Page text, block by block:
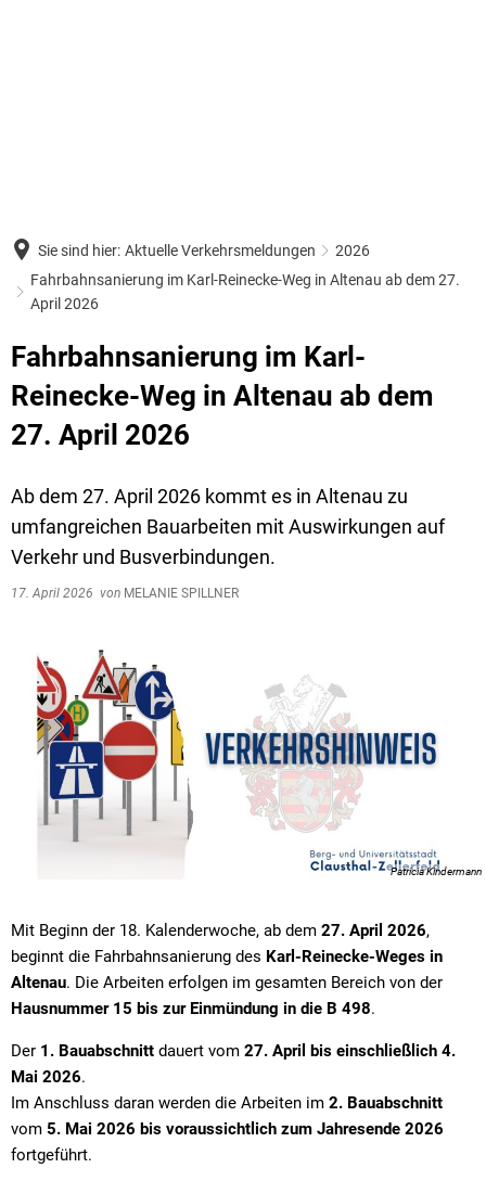
Hinweise zur Barrierefreiheit
Öffentliches Auftragswesen
Förderprojekte
Sanierungsgebiet Ortskern
Kommunale Wärmeplanung
ÖPNV - Regionalverband
Unsere Bergstadt
Sie sind hier: Aktuelle Verkehrsmeldungen
2026
Fahrbahnsanierung im Karl-Reinecke-Weg in Altenau ab dem 27.
April 2026
Fahrbahnsanierung im Karl-
Reinecke-Weg in Altenau ab dem
27. April 2026
Ab dem 27. April 2026 kommt es in Altenau zu
umfangreichen Bauarbeiten mit Auswirkungen auf
Verkehr und Busverbindungen.
17. April 2026 von MELANIE SPILLNER
Patricia Kindermann
Mit Beginn der 18. Kalenderwoche, ab dem 27. April 2026,
beginnt die Fahrbahnsanierung des Karl-Reinecke-Weges in
Altenau. Die Arbeiten erfolgen im gesamten Bereich von der
Hausnummer 15 bis zur Einmündung in die B 498.
Der 1. Bauabschnitt dauert vom 27. April bis einschließlich 4.
Mai 2026.
Im Anschluss daran werden die Arbeiten im 2. Bauabschnitt
vom 5. Mai 2026 bis voraussichtlich zum Jahresende 2026
fortgeführt.